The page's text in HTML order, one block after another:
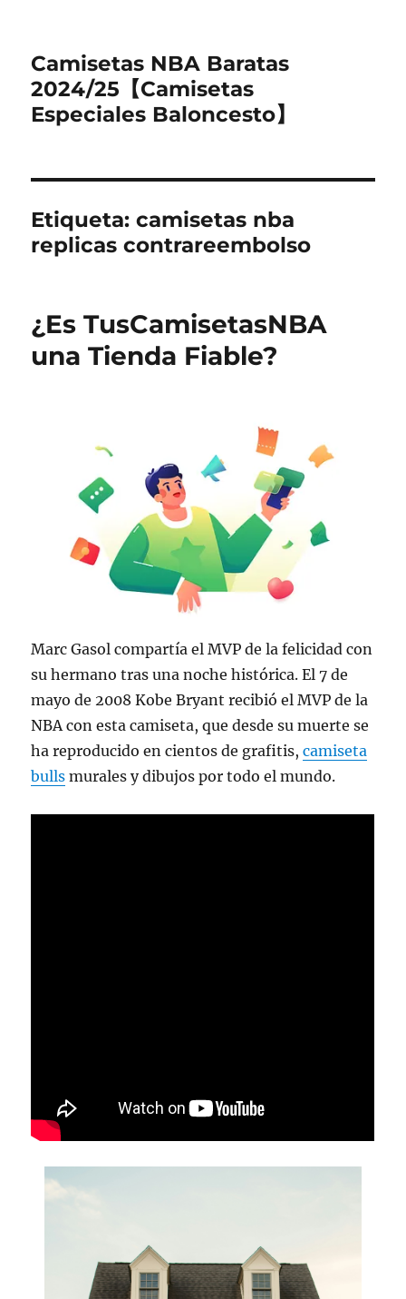
Camisetas NBA Baratas
2024/25【Camisetas
Especiales Baloncesto】
Etiqueta:camisetas nba
replicas contrareembolso
¿Es TusCamisetasNBA
una Tienda Fiable?
Marc Gasol compartía el MVP de la felicidad con
su hermano tras una noche histórica. El 7 de
mayo de 2008 Kobe Bryant recibió el MVP de la
NBA con esta camiseta, que desde su muerte se
ha reproducido en cientos de grafitis,camiseta
bulls murales y dibujos por todo el mundo.